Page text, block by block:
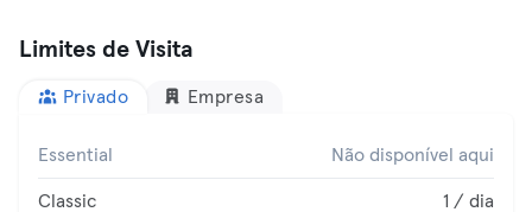
Limites de Visita
Privado Empresa
Essential Não disponível aqui
Classic 1 / dia